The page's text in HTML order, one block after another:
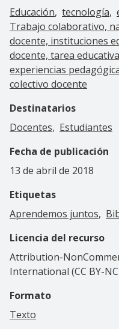
Educación tecnología
Trabajo colaborativo,
docente, instituciones
docente, tarea
experiencias
colectivo docente
Destinatarios
Docentes
Estudiantes
Fecha de publicación
13 de abril de 2018
Etiquetas
Aprendemos juntos
Licencia del recurso
Attribution-
International (CC BY-
Formato
Texto